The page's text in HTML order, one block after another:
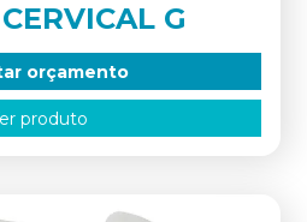
G
orçamento
produto